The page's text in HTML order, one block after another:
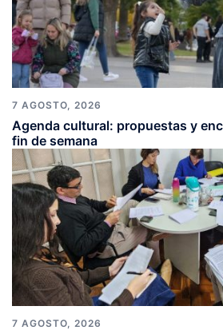
7 AGOSTO, 2026
Agenda cultural: propuestas y
fin de semana
7 AGOSTO, 2026